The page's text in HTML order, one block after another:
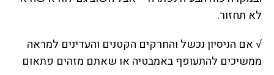
לא תחזור.
√ אם הניסיון נכשל והחרקים הקטנים והעדינים למראה
ממשיכים להתעופף באמבטיה או שאתם מזהים פתאום